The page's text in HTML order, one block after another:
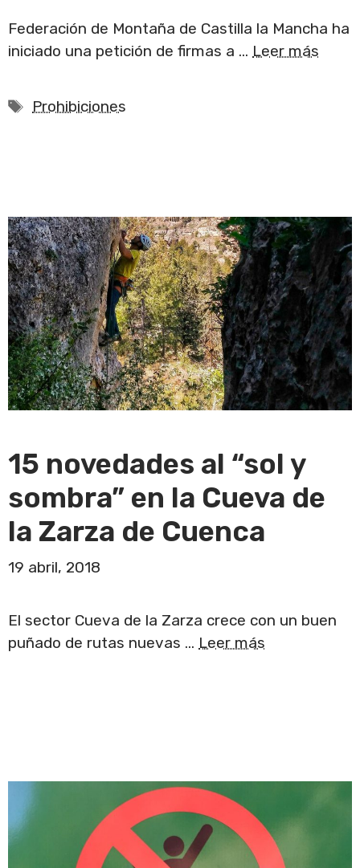
Federación de Montaña de Castilla la Mancha ha
iniciado una petición de firmas a … Leer más
Etiquetas
Prohibiciones
15 novedades al “sol y
sombra” en la Cueva de
la Zarza de Cuenca
19 abril, 2018
El sector Cueva de la Zarza crece con un buen
puñado de rutas nuevas … Leer más